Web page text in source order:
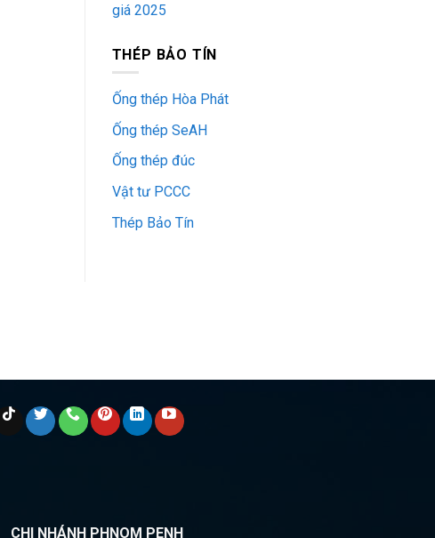
giá 2025
THÉP BẢO TÍN
Ống thép Hòa Phát
Ống thép SeAH
Ống thép đúc
Vật tư PCCC
Thép Bảo Tín
CHI NHÁNH PHNOM PENH